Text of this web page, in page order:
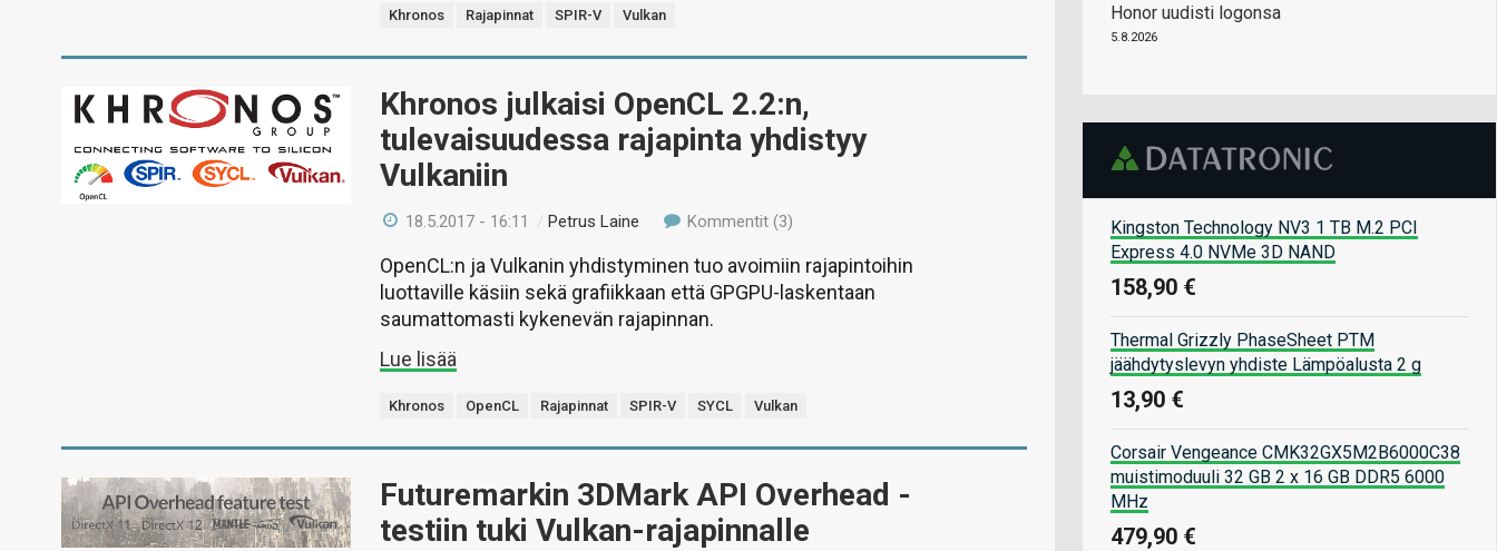
Khronos Rajapinnat SPIR-V Vulkan
Khronos julkaisi OpenCL 2.2:n,
tulevaisuudessa rajapinta yhdistyy
Vulkaniin
18.5.2017 - 16:11 /Petrus Laine Kommentit (3)
OpenCL:n ja Vulkanin yhdistyminen tuo avoimiin rajapintoihin
luottaville käsiin sekä grafiikkaan että GPGPU-laskentaan
saumattomasti kykenevän rajapinnan.
Lue lisää
Khronos OpenCL Rajapinnat SPIR-V SYCL Vulkan
Futuremarkin 3DMark API Overhead -
testiin tuki Vulkan-rajapinnalle
Honor uudisti logonsa
5.8.2026
Kingston Technology NV3 1 TB M.2 PCI
Express 4.0 NVMe 3D NAND
158,90 €
Thermal Grizzly PhaseSheet PTM
jäähdytyslevyn yhdiste Lämpöalusta 2 g
13,90 €
Corsair Vengeance CMK32GX5M2B6000C38
muistimoduuli 32 GB 2 x 16 GB DDR5 6000
MHz
479,90 €